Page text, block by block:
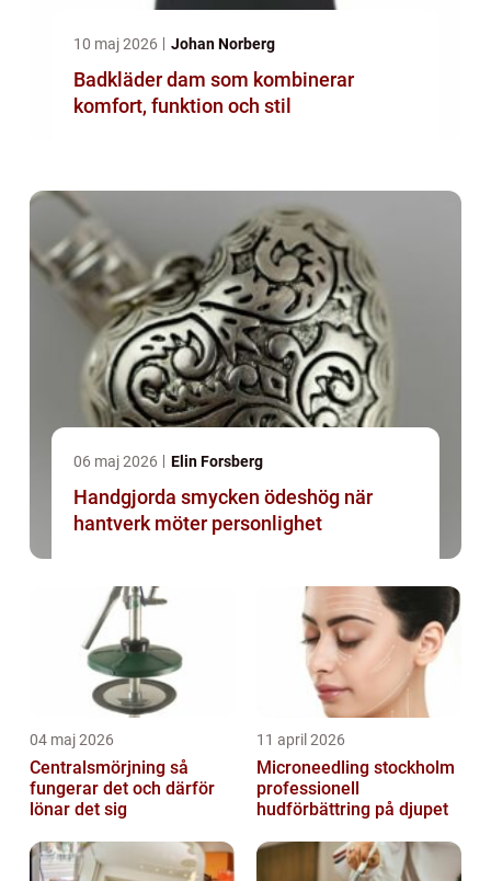
10 maj 2026 Johan Norberg
Badkläder dam som kombinerar
komfort, funktion och stil
06 maj 2026 Elin Forsberg
Handgjorda smycken ödeshög när
hantverk möter personlighet
04 maj 2026
Centralsmörjning så
fungerar det och därför
lönar det sig
11 april 2026
Microneedling stockholm
professionell
hudförbättring på djupet